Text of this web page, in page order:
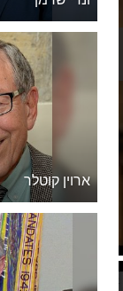
ארוין קוטלר